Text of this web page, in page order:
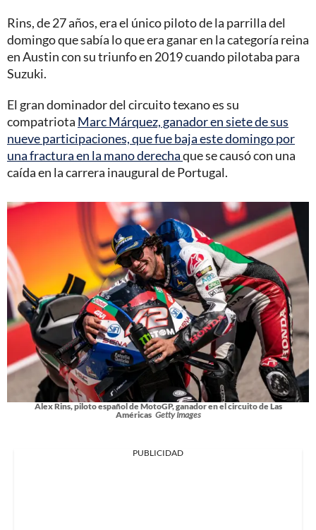
Rins, de 27 años, era el único piloto de la parrilla del
domingo que sabía lo que era ganar en la categoría reina
en Austin con su triunfo en 2019 cuando pilotaba para
Suzuki.
El gran dominador del circuito texano es su
compatriota Marc Márquez, ganador en siete de sus
nueve participaciones, que fue baja este domingo por
una fractura en la mano derechaque se causó con una
caída en la carrera inaugural de Portugal.
Alex Rins, piloto español de MotoGP, ganador en el circuito de Las
Américas Getty Images
PUBLICIDAD